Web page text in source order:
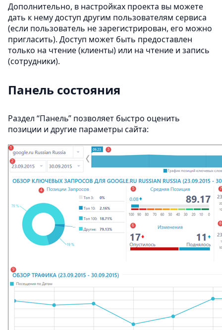
Дополнительно, в настройках проекта вы можете
дать к нему доступ другим пользователям сервиса
(если пользователь не зарегистрирован, его можно
пригласить). Доступ может быть предоставлен
только на чтение (клиенты) или на чтение и запись
(сотрудники).
Панель состояния
Раздел “Панель” позволяет быстро оценить
позиции и другие параметры сайта: